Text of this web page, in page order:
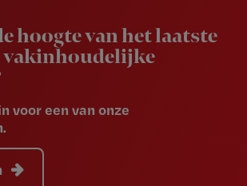
hoogte van het laatste
vakinhoudelijke
voor een van onze